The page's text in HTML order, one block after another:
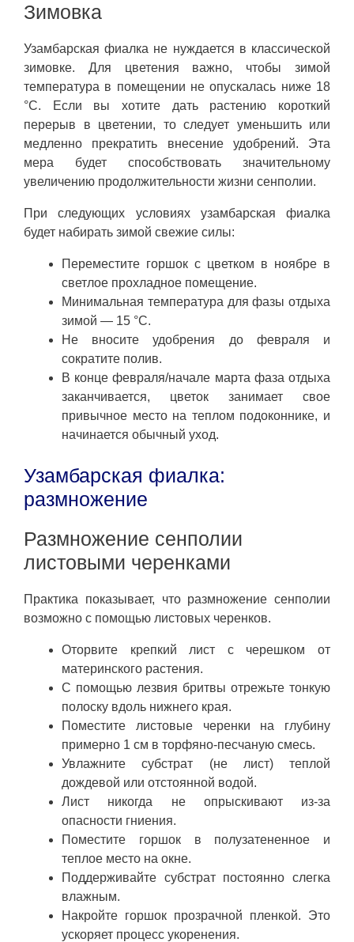
Зимовка
Узамбарская фиалка не нуждается в классической
зимовке. Для цветения важно, чтобы зимой
температура в помещении не опускалась ниже 18
°C. Если вы хотите дать растению короткий
перерыв в цветении, то следует уменьшить или
медленно прекратить внесение удобрений. Эта
мера будет способствовать значительному
увеличению продолжительности жизни сенполии.
При следующих условиях узамбарская фиалка
будет набирать зимой свежие силы:
Переместите горшок с цветком в ноябре в
светлое прохладное помещение.
Минимальная температура для фазы отдыха
зимой — 15 °C.
Не вносите удобрения до февраля и
сократите полив.
В конце февраля/начале марта фаза отдыха
заканчивается, цветок занимает свое
привычное место на теплом подоконнике, и
начинается обычный уход.
Узамбарская фиалка:
размножение
Размножение сенполии
листовыми черенками
Практика показывает, что размножение сенполии
возможно с помощью листовых черенков.
Оторвите крепкий лист с черешком от
материнского растения.
С помощью лезвия бритвы отрежьте тонкую
полоску вдоль нижнего края.
Поместите листовые черенки на глубину
примерно 1 см в торфяно-песчаную смесь.
Увлажните субстрат (не лист) теплой
дождевой или отстоянной водой.
Лист никогда не опрыскивают из-за
опасности гниения.
Поместите горшок в полузатененное и
теплое место на окне.
Поддерживайте субстрат постоянно слегка
влажным.
Накройте горшок прозрачной пленкой. Это
ускоряет процесс укоренения.